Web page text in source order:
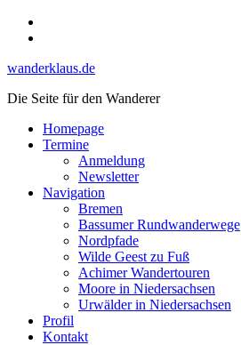
Skip
wanderklaus.de
Die Seite für den Wanderer
Homepage
Termine
Anmeldung
Newsletter
Navigation
Bremen
Bassumer Rundwanderwege
Nordpfade
Wilde Geest zu Fuß
Achimer Wandertouren
Moore in Niedersachsen
Urwälder in Niedersachsen
Profil
Kontakt